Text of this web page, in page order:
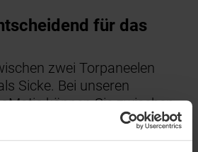
für das
zwei Torpaneelen
Sicke. Bei unseren
können Sie zwischen
(M-Sicke) und
(L-Sicke) wählen.